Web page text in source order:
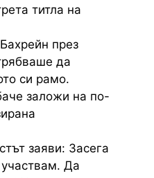
титла на
през
да
си рамо.
заложи на по-
заяви: Засега
Да